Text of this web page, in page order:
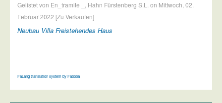
Gelistet von En_tramite _, Hahn Fürstenberg S.L. on Mittwoch, 02.
Februar 2022 [Zu Verkaufen]
Neubau Villa Freistehendes Haus
FaLang translation system by Faboba